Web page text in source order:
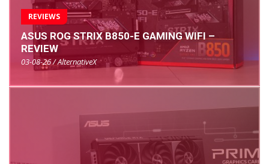
REVIEWS
ASUS ROG STRIX B850-E GAMING WIFI –
REVIEW
03-08-26 / AlternativeX